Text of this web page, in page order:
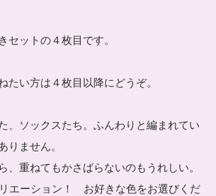
セットの４枚目です。
たい方は４枚目以降にどうぞ。
、ソックスたち。ふんわりと編まれてい
りません。
、重ねてもかさばらないのもうれしい。
エーション！ お好きな色をお選びくだ